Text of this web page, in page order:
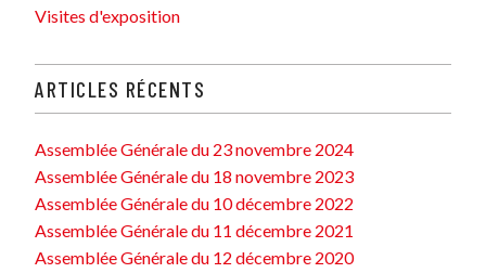
Visites d'exposition
ARTICLES RÉCENTS
Assemblée Générale du 23 novembre 2024
Assemblée Générale du 18 novembre 2023
Assemblée Générale du 10 décembre 2022
Assemblée Générale du 11 décembre 2021
Assemblée Générale du 12 décembre 2020